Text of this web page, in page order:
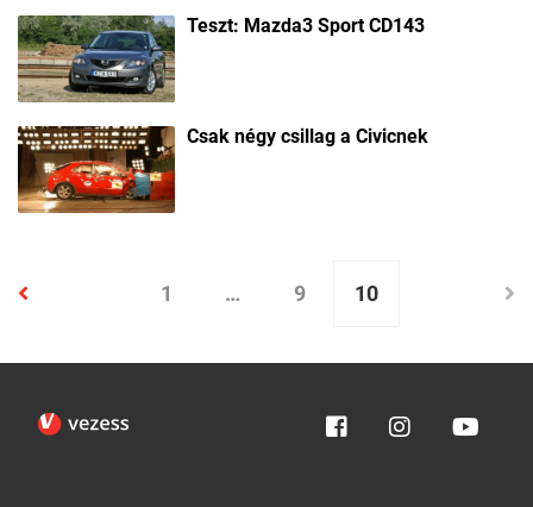
Teszt: Mazda3 Sport CD143
Csak négy csillag a Civicnek
1 … 9 10